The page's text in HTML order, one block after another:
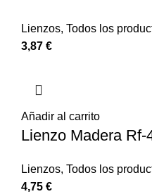
Lienzos, Todos los
3,87 €
Añadir al carrito
Lienzo Madera
Lienzos, Todos los
4,75 €